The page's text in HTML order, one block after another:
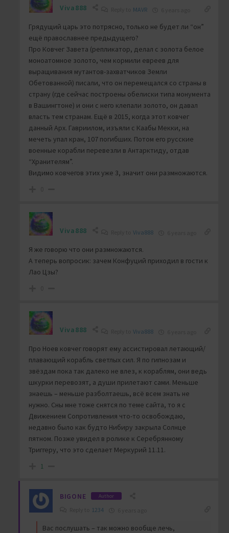
Viva888 MAVR
Грядущий царь это потрясно, только не будет ли “он”
ещё православнее предыдущего?
Про Ковчег Завета (репликатор, делал с золота белое
моноатомное золото, чем кормили евреев для
выращивания мутантов-захватчиков Земли
Обетованной) писали, что он перемещался со страны в
страну (где сейчас построены обелиски типа монумента
в Вашингтоне) и они с него клепали золото, он давал
власть тем странам. Ещё в 2015, когда этот ковчег
данный Арх. Гавриилом, изъяли с Каабы Мекки, на
мечеть упал кран, 107 погибших. Потом его русские
военные корабли перевезли в Антарктиду, отдав
“Хранителям”.
Видимо ковчегов этих уже 3, значит они размножаются.
Viva888 Viva888
Я же говорю что они размножаются.
А теперь вопросик: зачем Конфуций приходил в гости к
Лао Цзы?
Viva888 Viva888
Про Ноев ковчег говорят ему ассистировал летающий/
плавающий корабль светлых сил. Я по гипнозам и
звёздам пока так далеко не влез, к кораблям, они ведь
шкурки перевозят, а души прилетают сами. Меньше
знаешь – меньше разболтаешь, всё всем знать не
нужно. Сны мне тоже снятся по теме сайта, то я с
Движением Сопротивления что-то освобождаю,
недавно было как будто Нибиру закрыла Солнце
пятном. Позже увидел в ролике к Серебрянному
Триггеру, что это сделает Меркурий 11.11.
1
BIGONE Author
1234
Вас послушать – так можно вообще лечь,